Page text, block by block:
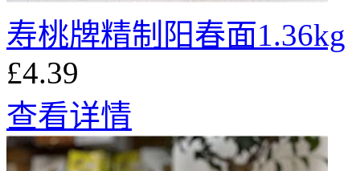
寿桃牌精制阳春面1.36kg
£4.39
查看详情